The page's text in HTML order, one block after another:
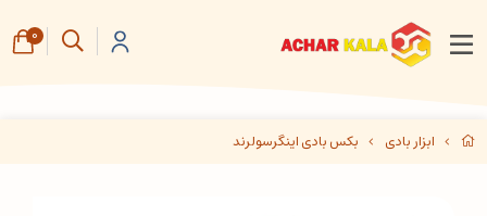
ابزار بادی بکس بادی اینگرسولرند
0